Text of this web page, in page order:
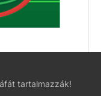
tartalmazzák!